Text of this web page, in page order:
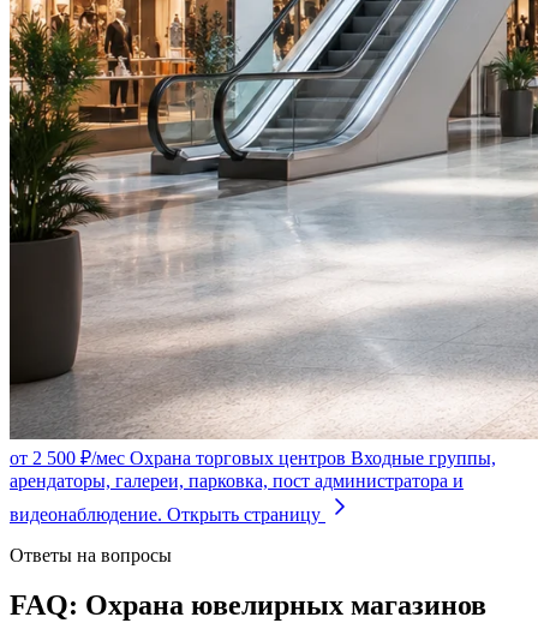
от 2 500 ₽/мес Охрана торговых центров Входные группы,
арендаторы, галереи, парковка, пост администратора и
видеонаблюдение. Открыть страницу
Ответы на вопросы
FAQ: Охрана ювелирных магазинов